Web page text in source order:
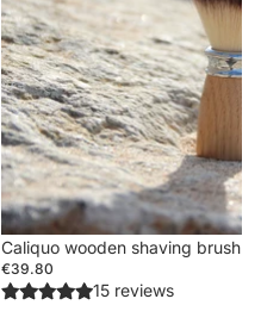
Caliquo wooden shaving brush
€39.80
15 reviews